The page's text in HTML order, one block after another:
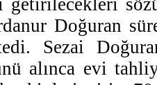
Doğuran
Sezai
alınca evi